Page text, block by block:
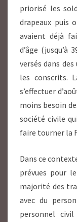
priorisé les
drapeaux puis
avaient déjà
d’âge
versés dans
les conscrits.
s’effectuer
moins besoin
société civile
faire tourner la
Dans ce
prévues pour
majorité des
avec du
personnel